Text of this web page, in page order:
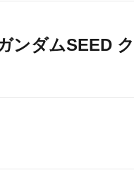
ンダムSEED